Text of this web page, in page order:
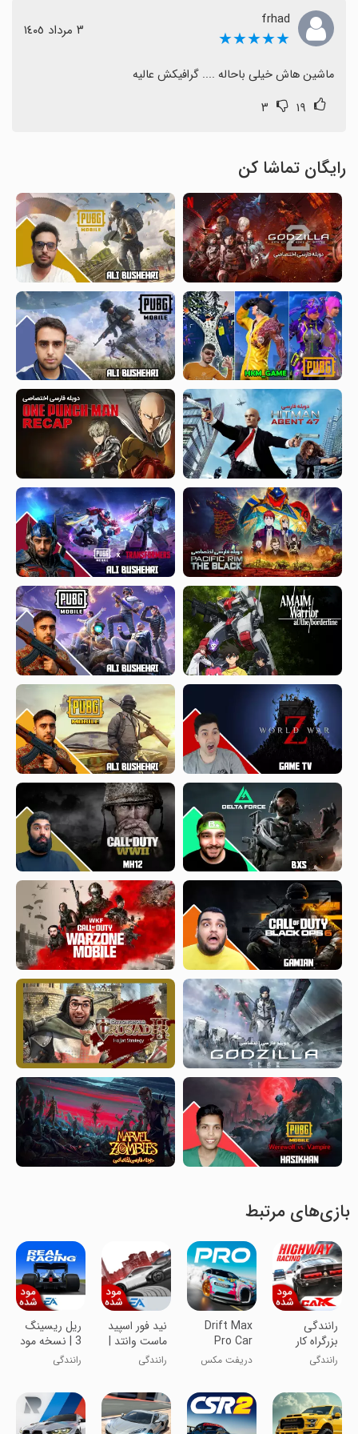
frhad
★★★★★ ٣ مرداد ١٤٠٥
ماشین هاش خیلی باحاله .... گرافیکش عالیه
۱۹ ۳
رایگان تماشا کن
بازی‌های مرتبط
رانندگی
بزرگراه کار
ایکس |
نسخه مود
رانندگی
Drift Max
Pro Car
Racing
Game
دریفت مکس
نید فور اسپید
ماست وانتد |
نسخه مود
شده
رانندگی
ریل ریسینگ
3 | نسخه مود
شده
رانندگی